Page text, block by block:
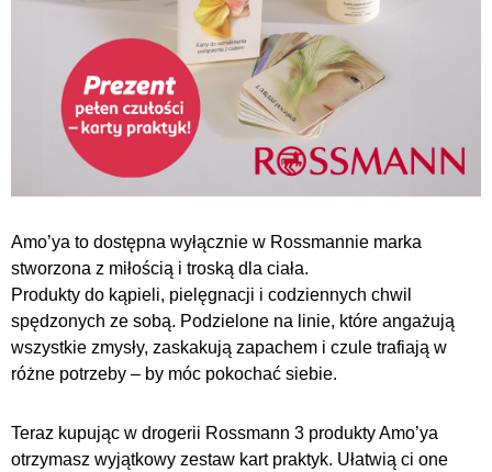
Amo’ya to dostępna wyłącznie w Rossmannie marka
stworzona z miłością i troską dla ciała.
Produkty do kąpieli, pielęgnacji i codziennych chwil
spędzonych ze sobą. Podzielone na linie, które angażują
wszystkie zmysły, zaskakują zapachem i czule trafiają w
różne potrzeby – by móc pokochać siebie.
Teraz kupując w drogerii Rossmann 3 produkty Amo’ya
otrzymasz wyjątkowy zestaw kart praktyk. Ułatwią ci one